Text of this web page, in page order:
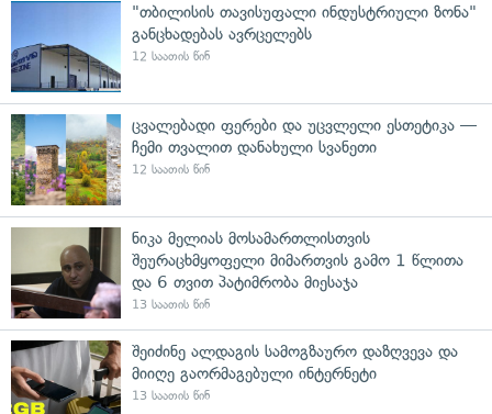
"თბილისის თავისუფალი ინდუსტრიული ზონა"
განცხადებას ავრცელებს
12 საათის წინ
ცვალებადი ფერები და უცვლელი ესთეტიკა —
ჩემი თვალით დანახული სვანეთი
12 საათის წინ
ნიკა მელიას მოსამართლისთვის
შეურაცხმყოფელი მიმართვის გამო 1 წლითა
და 6 თვით პატიმრობა მიესაჯა
13 საათის წინ
შეიძინე ალდაგის სამოგზაურო დაზღვევა და
მიიღე გაორმაგებული ინტერნეტი
13 საათის წინ